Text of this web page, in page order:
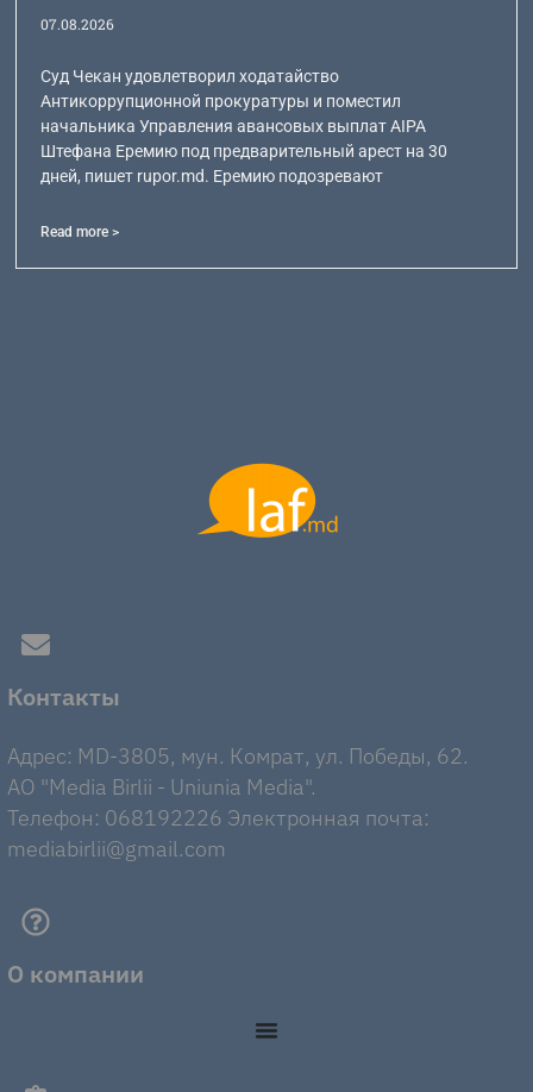
07.08.2026
Суд Чекан удовлетворил ходатайство
Антикоррупционной прокуратуры и поместил
начальника Управления авансовых выплат AIPA
Штефана Еремию под предварительный арест на 30
дней, пишет rupor.md. Еремию подозревают
Read more >
Контакты
Адрес: MD-3805, мун. Комрат, ул. Победы, 62.
AO "Media Birlii - Uniunia Media".
Телефон: 068192226 Электронная почта:
mediabirlii@gmail.com
О компании